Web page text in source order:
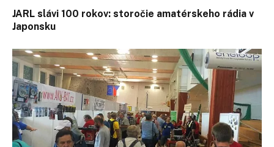
JARL slávi 100 rokov: storočie amatérskeho rádia v
Japonsku